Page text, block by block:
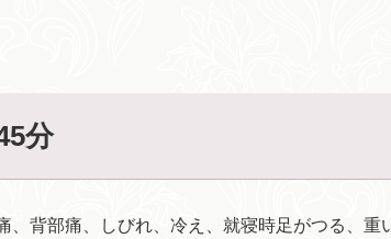
分
背部痛、しびれ、冷え、就寝時足がつる、重